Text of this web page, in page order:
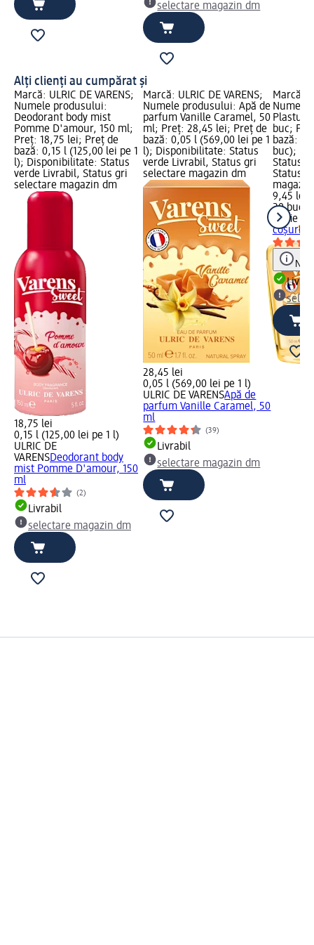
selectare magazin dm
Alți clienți au cumpărat și
Marcă: ULRIC DE VARENS;
Numele produsului:
Deodorant body mist
Pomme D'amour, 150 ml;
Preț: 18,75 lei; Preț de
bază: 0,15 l (125,00 lei pe 1
l); Disponibilitate: Status
verde Livrabil, Status gri
selectare magazin dm
18,75 lei
0,15 l (125,00 lei pe 1 l)
ULRIC DE
VARENSDeodorant body
mist Pomme D'amour, 150
ml
(2)
Livrabil
selectare magazin dm
Marcă: ULRIC DE VARENS;
Numele produsului: Apă de
parfum Vanille Caramel, 50
ml; Preț: 28,45 lei; Preț de
bază: 0,05 l (569,00 lei pe 1
l); Disponibilitate: Status
verde Livrabil, Status gri
selectare magazin dm
28,45 lei
0,05 l (569,00 lei pe 1 l)
ULRIC DE VARENSApă de
parfum Vanille Caramel, 50
ml
(39)
Livrabil
selectare magazin dm
Marcă:
Numele
Plasturi
buc;
bază:
buc);
Status
Status
9,45 lei
20 buc
Selfie
coșuri,
Notă